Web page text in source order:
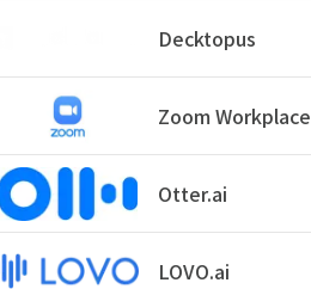
Decktopus
Zoom Workplace
Otter.ai
LOVO.ai